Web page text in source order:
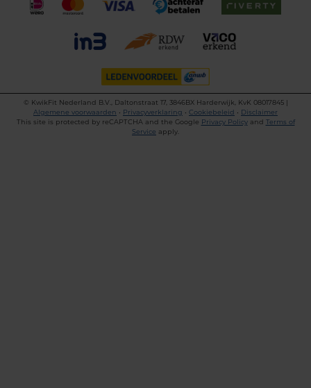
©
KwikFit Nederland B.V., Daltonstraat 17, 3846BX Harderwijk, KvK 08017845 |
Algemene voorwaarden • Privacyverklaring • Cookiebeleid • Disclaimer
This site is protected by reCAPTCHA and the Google Privacy Policyand Terms of
Service apply.